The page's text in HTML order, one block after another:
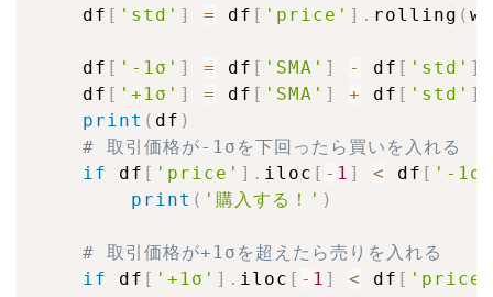
    df
[ 'std' ] = df [ 'price' ] . rolling (
    df
[ '-1σ' ] = df [ 'SMA' ] - df [ 'std' ]
    df
[ '+1σ' ] = df [ 'SMA' ] + df [ 'std' ]
print ( df )
# 取引価格が-1σを下回ったら買いを入れる
if
df [ 'price' ] . iloc [ - 1 ] < df [ '-1σ'
print ( '購入する！' )
# 取引価格が+1σを超えたら売りを入れる
if
df [ '+1σ' ] . iloc [ - 1 ] < df [ 'price'